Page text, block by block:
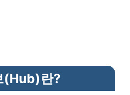
(Hub)란?